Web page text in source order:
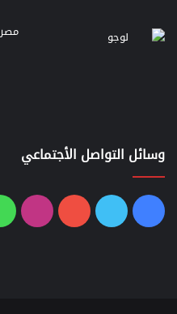
وسائل التواصل الأجتماعي
فيسبوك
تويتر يوتيوب